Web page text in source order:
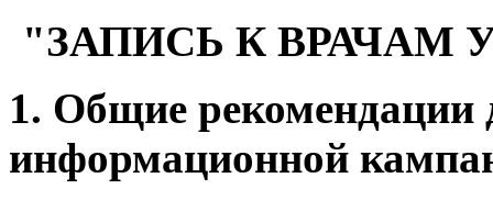
"ЗАПИСЬ К ВРАЧАМ
1. Общие рекомендации
информационной